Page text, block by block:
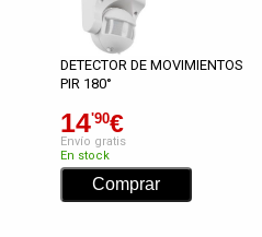
DETECTOR DE MOVIMIENTOS
PIR 180°
14'90€
Envío gratis
En stock